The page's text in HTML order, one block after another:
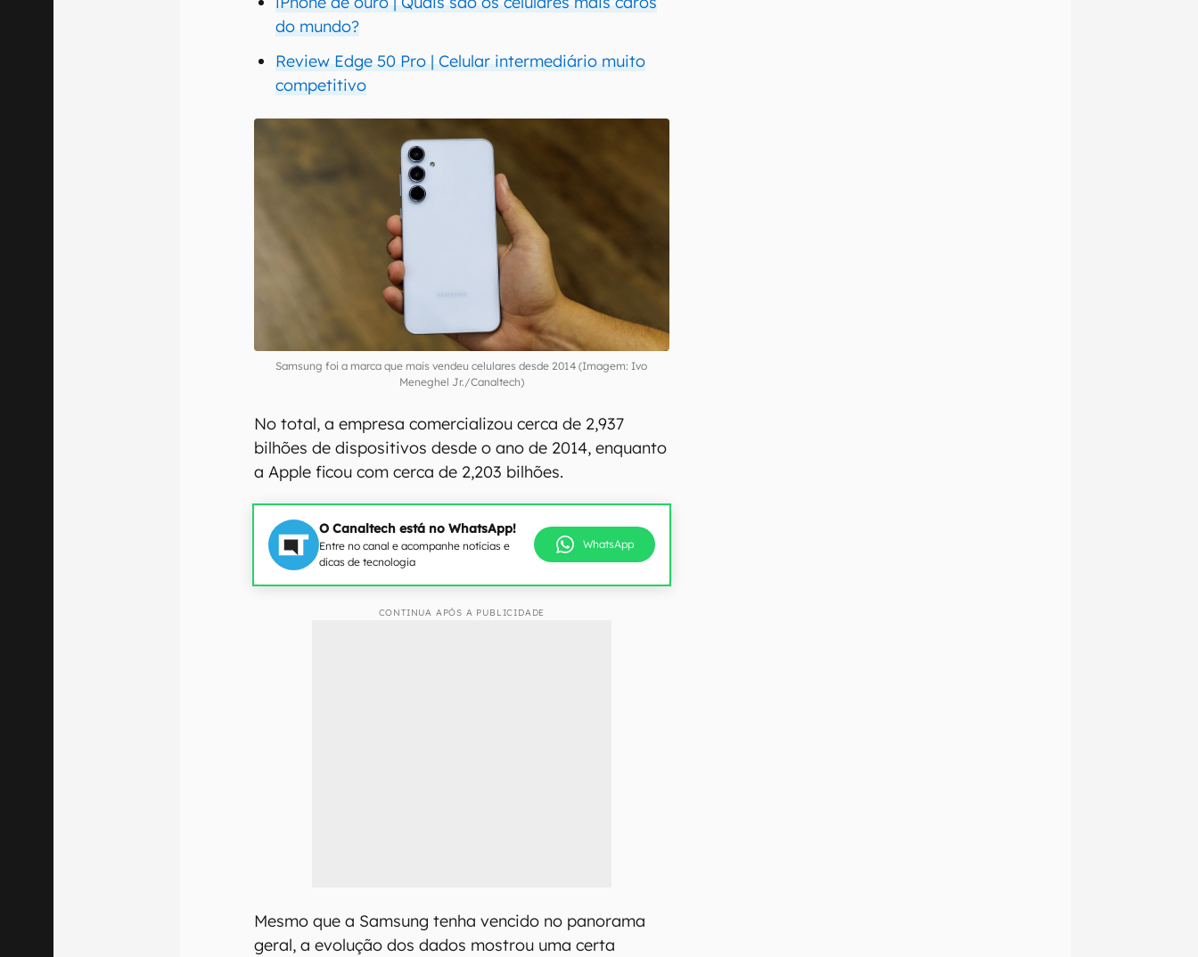
do mundo?
Review Edge 50 Pro | Celular intermediário muito
competitivo
Samsung foi a marca que mais vendeu celulares desde 2014 (Imagem: Ivo
Meneghel Jr./Canaltech)
No total, a empresa comercializou cerca de 2,937
bilhões de dispositivos desde o ano de 2014, enquanto
a Apple ficou com cerca de 2,203 bilhões.
O Canaltech está no WhatsApp!
Entre no canal e acompanhe notícias e
dicas de tecnologia
WhatsApp
CONTINUA APÓS A PUBLICIDADE
Mesmo que a Samsung tenha vencido no panorama
geral, a evolução dos dados mostrou uma certa